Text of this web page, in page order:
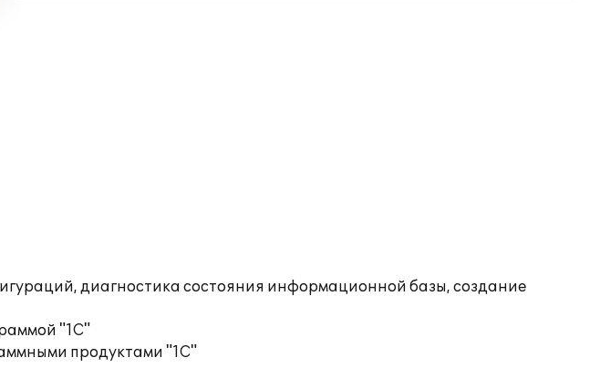
диагностика состояния информационной базы, создание
"1С"
продуктами "1С"